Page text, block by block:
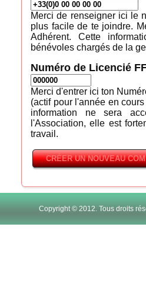
Merci de renseigner ici le
plus facile de te joindre.
Adhérent. Cette
bénévoles chargés de la
Numéro de Licencié
Merci d'entrer ici ton
(actif pour l'année en
information ne sera
l'Association, elle est
travail.
Copyright © 2012. Tous droits